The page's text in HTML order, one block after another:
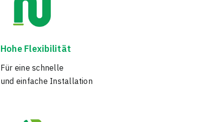
Hohe Flexibilität
Für eine schnelle
und einfache Installation